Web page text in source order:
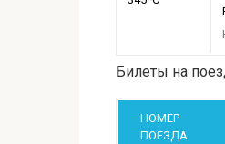
Билеты на
НОМЕР
ПОЕЗДА